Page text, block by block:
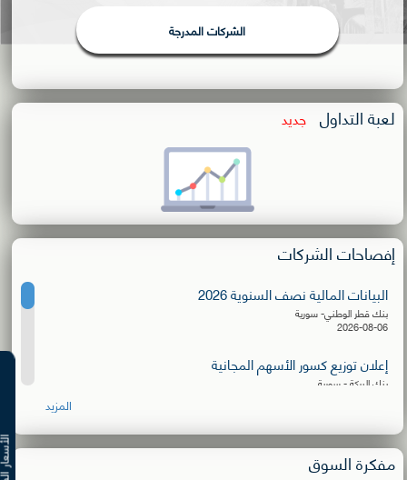
الشركات المدرجة
لعبة التداول جديد
إفصاحات الشركات
البيانات المالية نصف السنوية 2026
بنك قطر الوطني- سورية
2026-08-06
إعلان توزيع كسور الأسهم المجانية
بنك البركة - سورية
البيانات المالية نصف السنوية 2026
الشركة الأهلية للنقل
2026-08-03
المزيد
مفكرة السوق